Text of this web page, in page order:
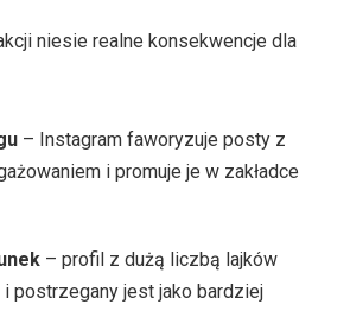
niesie realne konsekwencje dla
– Instagram faworyzuje posty z
i promuje je w zakładce
– profil z dużą liczbą lajków
i postrzegany jest jako bardziej